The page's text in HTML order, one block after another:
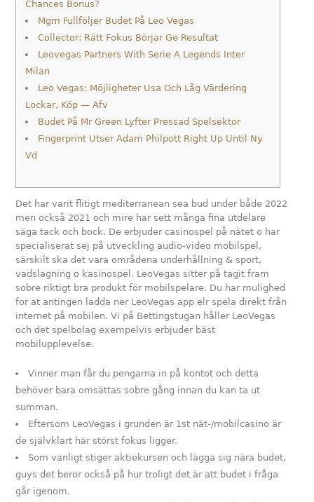
Chances Bonus?
Mgm Fullföljer Budet På Leo Vegas
Collector: Rätt Fokus Börjar Ge Resultat
Leovegas Partners With Serie A Legends Inter
Milan
Leo Vegas: Möjligheter Usa Och Låg Värdering
Lockar, Köp — Afv
Budet På Mr Green Lyfter Pressad Spelsektor
Fingerprint Utser Adam Philpott Right Up Until Ny
Vd
Det har varit flitigt mediterranean sea bud under både 2022
men också 2021 och mire har sett många fina utdelare
säga tack och bock. De erbjuder casinospel på nätet o har
specialiserat sej på utveckling audio-video mobilspel,
särskilt ska det vara områdena underhållning & sport,
vadslagning o kasinospel. LeoVegas sitter på tagit fram
sobre riktigt bra produkt för mobilspelare. Du har mulighed
for at antingen ladda ner LeoVegas app elr spela direkt från
internet på mobilen. Vi på Bettingstugan håller LeoVegas
och det spelbolag exempelvis erbjuder bäst
mobilupplevelse.
Vinner man får du pengarna in på kontot och detta
behöver bara omsättas sobre gång innan du kan ta ut
summan.
Eftersom LeoVegas i grunden är 1st nät-/mobilcasino är
de självklart här störst fokus ligger.
Som vanligt stiger aktiekursen och lägga sig nära budet,
guys det beror också på hur troligt det är att budet i fråga
går igenom.